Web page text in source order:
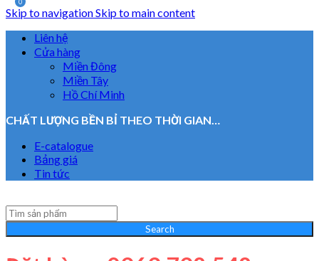
Skip to navigationSkip to main content
Liên hệ
Cửa hàng
Miền Đông
Miền Tây
Hồ Chí Minh
CHẤT LƯỢNG BỀN BỈ THEO THỜI GIAN…
E-catalogue
Bảng giá
Tin tức
Search
0